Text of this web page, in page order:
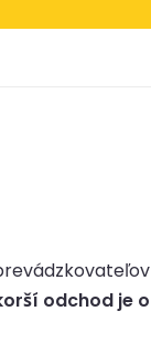
odchod je